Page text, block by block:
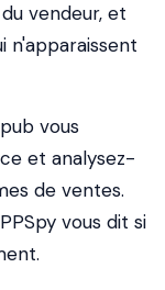
vendeur, et
n'apparaissent
vous
et analysez-
de ventes.
vous dit si